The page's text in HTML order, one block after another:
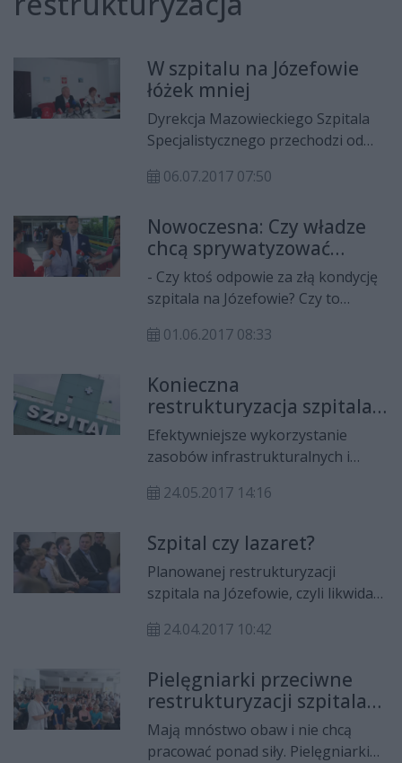
W szpitalu na Józefowie
łóżek mniej
Dyrekcja Mazowieckiego Szpitala
Specjalistycznego przechodzi od
likwiduję 64 łóżka na kilku
położnych.
06.07.2017 07:50
Nowoczesna: Czy władze
chcą sprywatyzować
szpital na Józefowie?
- Czy ktoś odpowie za złą kondycję
szpitala na Józefowie? Czy to
prywatyzacji placówki? - pyta
Nowoczesnej. - Jestem ostatnią
osobą, która by zmierzała do
prywatyzacji - odpowiada prezes
lecznicy Tomasz Skura.
01.06.2017 08:33
Konieczna
restrukturyzacja szpitala
na Józefowie
Efektywniejsze wykorzystanie
zasobów infrastrukturalnych i
wydatków i dostosowanie liczby
wykorzystania – to najważniejsze
punkty planu naprawczego dla
Mazowieckiego Szpitala
Specjalistycznego na Józefowie.
24.05.2017 14:16
Szpital czy lazaret?
Planowanej restrukturyzacji
szpitala na Józefowie, czyli likwidacji
personelu dotyczyła nadzwyczajna
wpłyną na dostępność do usług
medycznych w mieście i regionie?
To pytanie często powracało.
24.04.2017 10:42
Pielęgniarki przeciwne
restrukturyzacji szpitala
na Józefowie
Mają mnóstwo obaw i nie chcą
pracować ponad siły. Pielęgniarki